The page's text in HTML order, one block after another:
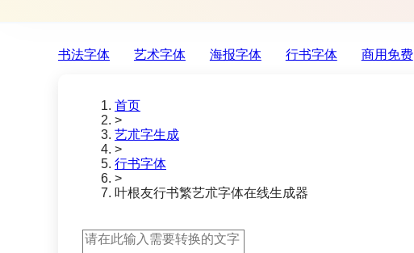
书法字体 艺术字体 海报字体 行书字体 商用免费
首页
>
艺朮字生成
>
行书字体
>
叶根友行书繁艺朮字体在线生成器